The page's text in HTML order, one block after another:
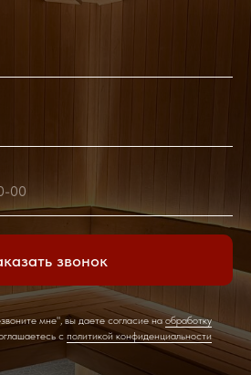
звонок
мне", вы даете согласие наобработку
c политикой конфиденциальности